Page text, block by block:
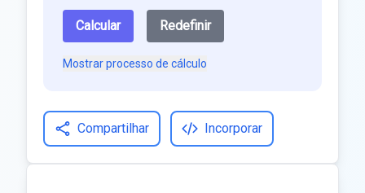
Calcular Redefinir
Mostrar processo de cálculo
Compartilhar Incorporar